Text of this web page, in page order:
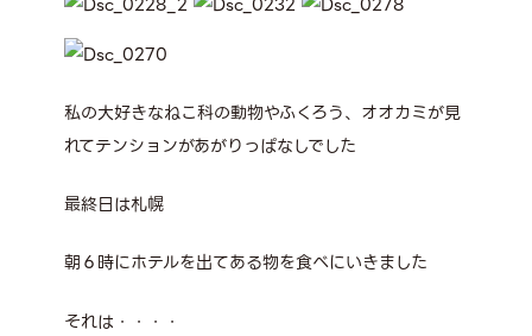
私の大好きなねこ科の動物やふくろう、オオカミが見
れてテンションがあがりっぱなしでした
最終日は札幌
朝６時にホテルを出てある物を食べにいきました
それは・・・・